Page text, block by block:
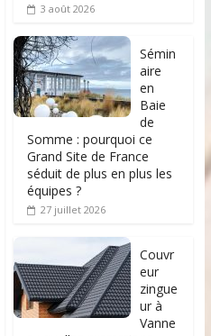
3 août 2026
Sémin
aire
en
Baie
de
Somme : pourquoi ce
Grand Site de France
séduit de plus en plus les
équipes ?
27 juillet 2026
Couvr
eur
zingue
ur à
Vanne